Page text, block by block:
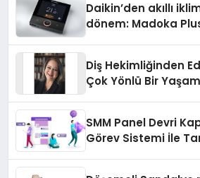
Daikin’den akıllı
dönem: Madoka
Diş Hekimliğinden
Çok Yönlü Bir
SMM Panel Devri
Görev Sistemi İle